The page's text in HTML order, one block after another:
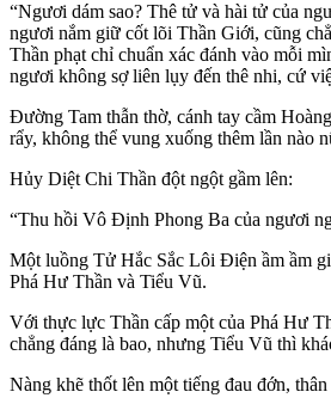
“Ngươi dám sao? Thê tử và hài tử của
ngươi nắm giữ cốt lõi Thần Giới, cũng
Thần phạt chỉ chuẩn xác đánh vào mỗi
ngươi không sợ liên lụy đến thê nhi, cứ
Đường Tam thẫn thờ, cánh tay cầm
rẩy, không thể vung xuống thêm lần nào
Hủy Diệt Chi Thần đột ngột gầm lên:
“Thu hồi Vô Định Phong Ba của ngươi
Một luồng Tử Hắc Sắc Lôi Điện ầm ầm
Phá Hư Thần và Tiểu Vũ.
Với thực lực Thần cấp một của Phá Hư
chẳng đáng là bao, nhưng Tiểu Vũ thì
Nàng khẽ thốt lên một tiếng đau đớn,